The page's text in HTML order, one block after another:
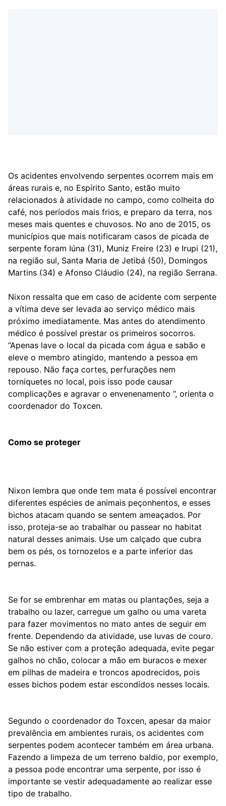
Os acidentes envolvendo serpentes ocorrem mais em
áreas rurais e, no Espírito Santo, estão muito
relacionados à atividade no campo, como colheita do
café, nos períodos mais frios, e preparo da terra, nos
meses mais quentes e chuvosos. No ano de 2015, os
municípios que mais notificaram casos de picada de
serpente foram Iúna (31), Muniz Freire (23) e Irupi (21),
na região sul, Santa Maria de Jetibá (50), Domingos
Martins (34) e Afonso Cláudio (24), na região Serrana.
Nixon ressalta que em caso de acidente com serpente
a vítima deve ser levada ao serviço médico mais
próximo imediatamente. Mas antes do atendimento
médico é possível prestar os primeiros socorros.
“Apenas lave o local da picada com água e sabão e
eleve o membro atingido, mantendo a pessoa em
repouso. Não faça cortes, perfurações nem
torniquetes no local, pois isso pode causar
complicações e agravar o envenenamento ”, orienta o
coordenador do Toxcen.
Como se proteger
Nixon lembra que onde tem mata é possível encontrar
diferentes espécies de animais peçonhentos, e esses
bichos atacam quando se sentem ameaçados. Por
isso, proteja-se ao trabalhar ou passear no habitat
natural desses animais. Use um calçado que cubra
bem os pés, os tornozelos e a parte inferior das
pernas.
Se for se embrenhar em matas ou plantações, seja a
trabalho ou lazer, carregue um galho ou uma vareta
para fazer movimentos no mato antes de seguir em
frente. Dependendo da atividade, use luvas de couro.
Se não estiver com a proteção adequada, evite pegar
galhos no chão, colocar a mão em buracos e mexer
em pilhas de madeira e troncos apodrecidos, pois
esses bichos podem estar escondidos nesses locais.
Segundo o coordenador do Toxcen, apesar da maior
prevalência em ambientes rurais, os acidentes com
serpentes podem acontecer também em área urbana.
Fazendo a limpeza de um terreno baldio, por exemplo,
a pessoa pode encontrar uma serpente, por isso é
importante se vestir adequadamente ao realizar esse
tipo de trabalho.